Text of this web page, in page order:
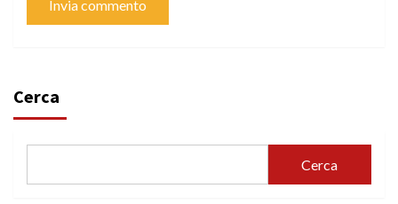
Cerca
Cerca